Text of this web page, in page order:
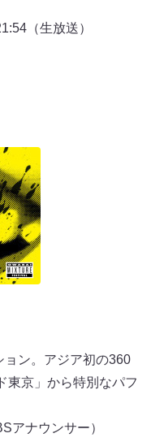
（生放送）
ン。アジア初の360
東京」から特別なパフ
アナウンサー）